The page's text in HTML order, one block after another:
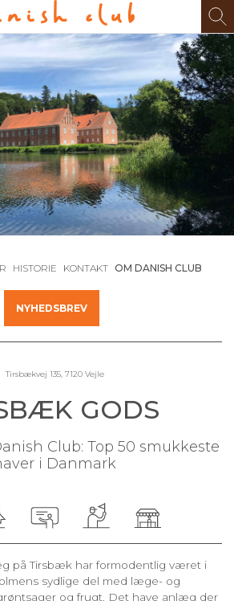
HISTORIE KONTAKT OM DANISH CLUB
NYHEDSBREV
Tirsbækvej 135, 7120 Vejle
GODS
Club: Top 50 smukkeste
i Danmark
på Tirsbæk har formodentlig været i
sydlige del med læge- og
og frugt. Det have anlæg der